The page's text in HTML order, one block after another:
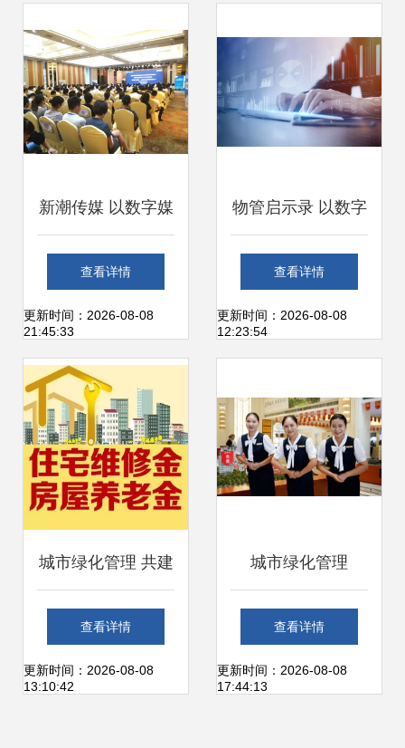
新潮传媒 以数字媒
体打破社区垄断，
为物业与绿化管理
注入增长新势能
查看详情
更新时间：2026-08-08
21:45:33
物管启示录 以数字
化建设提升人工效
能，赋能城市绿化
查看详情
更新时间：2026-08-08
12:23:54
城市绿化管理 共建
宜居家园——阜新
市住建局物业管理
查看详情
更新时间：2026-08-08
13:10:42
城市绿化管理
从“一二三四
五”到“安心选美
查看详情
更新时间：2026-08-08
17:44:13